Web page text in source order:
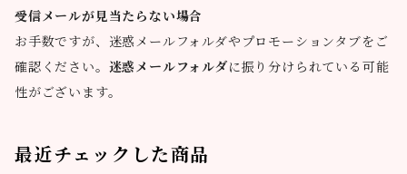
受信メールが見当たらない場合
お手数ですが、迷惑メールフォルダやプロモーションタブをご
確認ください。 迷惑メールフォルダに振り分けられている可能
性がございます。
最近チェックした商品